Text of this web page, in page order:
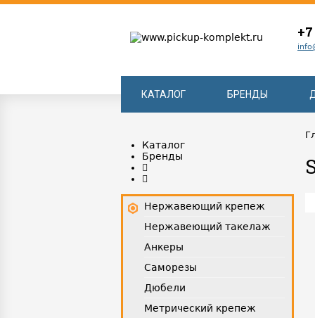
КАТАЛОГ БРЕНДЫ
Каталог
Бренды
Нержавеющий крепеж
Нержавеющий такелаж
Анкеры
Саморезы
Дюбели
Метрический крепеж